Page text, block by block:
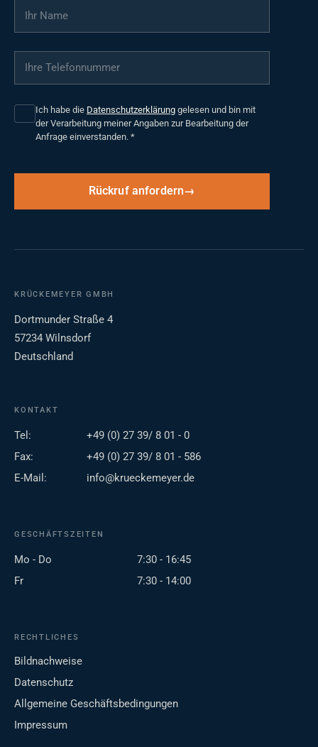
Ihr Name
Ihre Telefonnummer
Ich habe die Datenschutzerklärung gelesen und bin mit
der Verarbeitung meiner Angaben zur Bearbeitung der
Anfrage einverstanden. *
Rückruf anfordern
KRÜCKEMEYER GMBH
Dortmunder Straße 4
57234 Wilnsdorf
Deutschland
KONTAKT
Tel:
+49 (0) 27 39/ 8 01 - 0
Fax:
+49 (0) 27 39/ 8 01 - 586
E-Mail:
info@krueckemeyer.de
GESCHÄFTSZEITEN
Mo - Do
7:30 - 16:45
Fr
7:30 - 14:00
RECHTLICHES
Bildnachweise
Datenschutz
Allgemeine Geschäftsbedingungen
Impressum